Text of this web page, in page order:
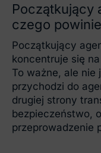
czego
Początkujący
koncentruje się
To ważne, ale nie
przychodzi do
drugiej strony
bezpieczeństwo,
przeprowadzenie